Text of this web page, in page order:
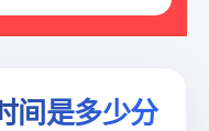
间是多少分